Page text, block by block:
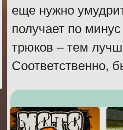
еще нужно
получает по
трюков – тем
Соответственно,